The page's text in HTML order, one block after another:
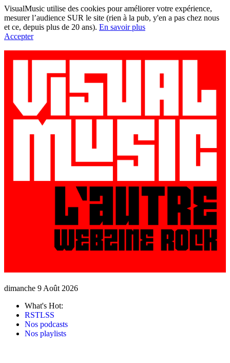
VisualMusic utilise des cookies pour améliorer votre expérience,
mesurer l’audience SUR le site (rien à la pub, y'en a pas chez nous
et ce, depuis plus de 20 ans). En savoir plus
Accepter
dimanche 9 Août 2026
What's Hot:
RSTLSS
Nos podcasts
Nos playlists